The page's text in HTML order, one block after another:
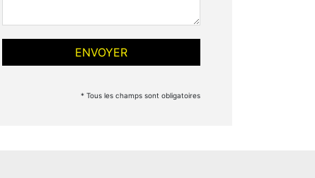
* Tous les champs sont obligatoires